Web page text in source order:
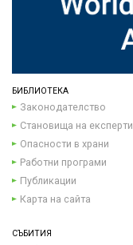
БИБЛИОТЕКА
Законодателство
Становища на експерти
Опасности в храни
Работни програми
Публикации
Карта на сайта
СЪБИТИЯ